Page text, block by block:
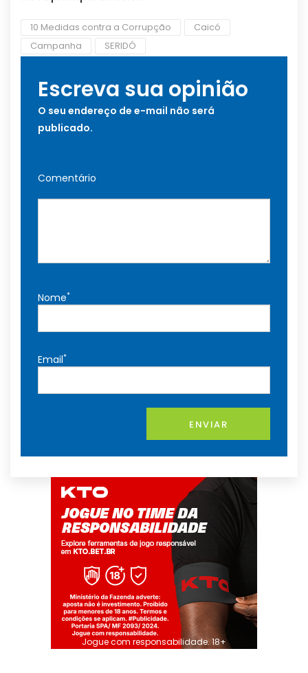
10 Medidas contra a Corrupção
Caicó
Campanha
SERIDÓ
Escreva sua opinião
O seu endereço de e-mail não será
publicado.
Comentário
Nome*
Email*
ENVIAR
Jogue com responsabilidade. 18+